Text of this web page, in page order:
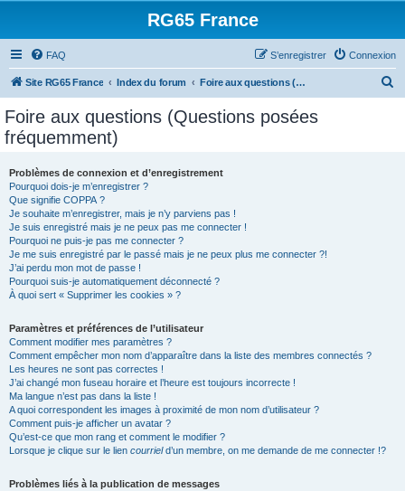
RG65 France
FAQ Connexion
S’enregistrer
Site RG65 France Index du forum Foire aux questions (Questions posées fréquemment)
Foire aux questions (Questions posées
fréquemment)
Problèmes de connexion et d’enregistrement
Pourquoi dois-je m’enregistrer ?
Que signifie COPPA ?
Je souhaite m’enregistrer, mais je n’y parviens pas !
Je suis enregistré mais je ne peux pas me connecter !
Pourquoi ne puis-je pas me connecter ?
Je me suis enregistré par le passé mais je ne peux plus me connecter ?!
J’ai perdu mon mot de passe !
Pourquoi suis-je automatiquement déconnecté ?
À quoi sert « Supprimer les cookies » ?
Paramètres et préférences de l’utilisateur
Comment modifier mes paramètres ?
Comment empêcher mon nom d’apparaître dans la liste des membres connectés ?
Les heures ne sont pas correctes !
J’ai changé mon fuseau horaire et l’heure est toujours incorrecte !
Ma langue n’est pas dans la liste !
A quoi correspondent les images à proximité de mon nom d’utilisateur ?
Comment puis-je afficher un avatar ?
Qu’est-ce que mon rang et comment le modifier ?
Lorsque je clique sur le lien courrield’un membre, on me demande de me connecter !?
Problèmes liés à la publication de messages